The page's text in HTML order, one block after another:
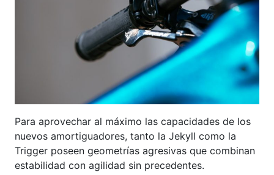
Para aprovechar al máximo las capacidades de los
nuevos amortiguadores, tanto la Jekyll como la
Trigger poseen geometrías agresivas que combinan
estabilidad con agilidad sin precedentes.